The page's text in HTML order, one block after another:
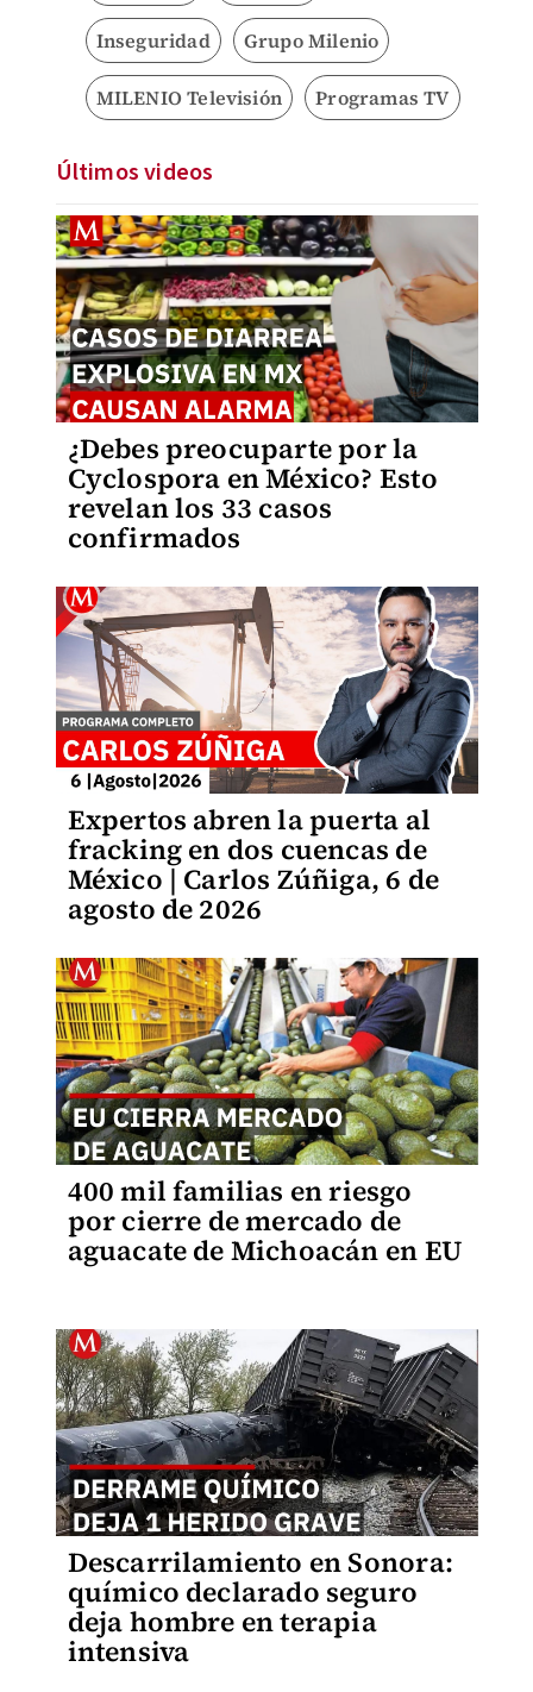
Inseguridad Grupo Milenio
MILENIO Televisión Programas TV
Últimos videos
¿Debes preocuparte por la
Cyclospora en México? Esto
revelan los 33 casos
confirmados
Expertos abren la puerta al
fracking en dos cuencas de
México | Carlos Zúñiga, 6 de
agosto de 2026
400 mil familias en riesgo
por cierre de mercado de
aguacate de Michoacán en EU
Descarrilamiento en Sonora:
químico declarado seguro
deja hombre en terapia
intensiva